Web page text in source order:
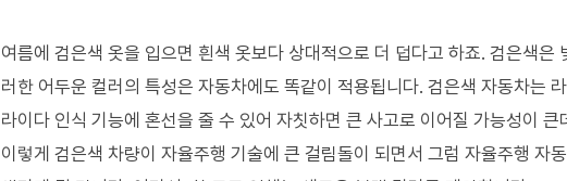
여름에 검은색 옷을 입으면 흰색 옷보다 상대적으로 더 덥다고 하죠. 검은색은
러한 어두운 컬러의 특성은 자동차에도 똑같이 적용됩니다. 검은색 자동차는
라이다 인식 기능에 혼선을 줄 수 있어 자칫하면 큰 사고로 이어질 가능성이 큰
이렇게 검은색 차량이 자율주행 기술에 큰 걸림돌이 되면서 그럼 자율주행 자